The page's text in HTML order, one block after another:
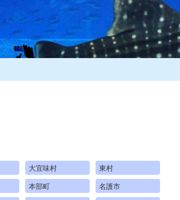
大宜味村 東村
本部町 名護市